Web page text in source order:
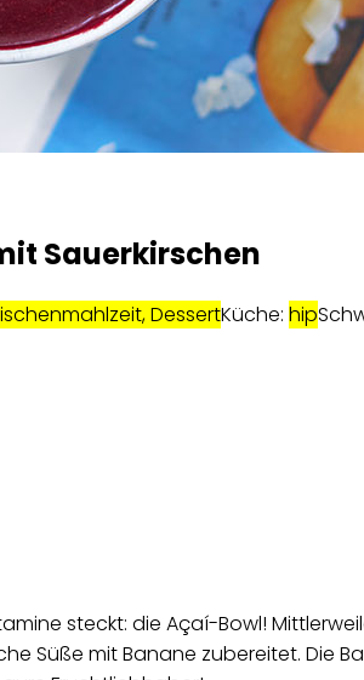
Sauerkirschen
DessertKüche: hip
steckt: die Açaí-Bowl!
Süße mit Banane zubereitet. Die